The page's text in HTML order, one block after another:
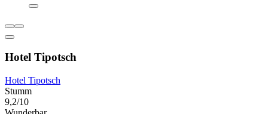
Hotel Tipotsch
Hotel Tipotsch
Stumm
9,2/10